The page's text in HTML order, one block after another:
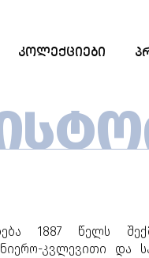
ᲙᲝᲚᲔᲥᲪᲘᲔᲑᲘ
1887 წელს
კვლევითი და